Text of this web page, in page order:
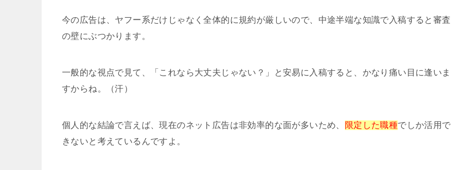
今の広告は、ヤフー系だけじゃなく全体的に規約が厳しいので、中途半端な知識で入稿すると審査
の壁にぶつかります。
一般的な視点で見て、「これなら大丈夫じゃない？」と安易に入稿すると、かなり痛い目に逢いま
すからね。（汗）
個人的な結論で言えば、現在のネット広告は非効率的な面が多いため、 限定した職種でしか活用で
きないと考えているんですよ。